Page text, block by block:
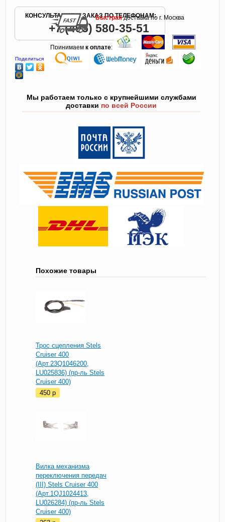
КОНСУЛЬТАЦИЯ И ЗАКАЗ ПО ТЕЛЕФОНАМ:
+7 (495) 580-35-51
Поделиться
Быстраядоставка по г. Москва
Принимаемк оплате:
Мы работаем только с крупнейшими службами
доставки по всей России
Похожие товары
Трос сцепления Stels
Cruiser 400
(Арт.23Q1046200,
LU025836) (пр-ль Stels
Cruiser 400)
450p
Вилка механизма
переключения передач
(III) Stels Cruiser 400
(Арт.1QJ1024413,
LU026284) (пр-ль Stels
Cruiser 400)